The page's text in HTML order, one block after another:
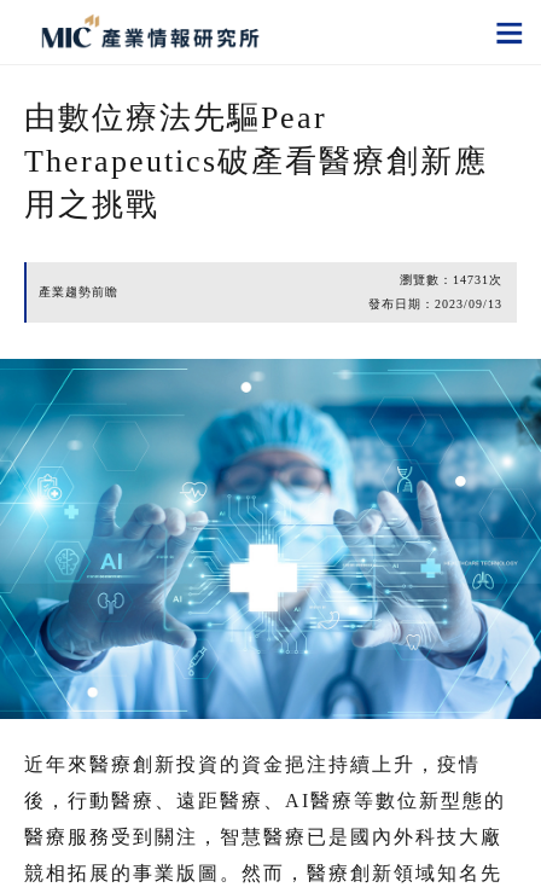
由數位療法先驅Pear
Therapeutics破產看醫療創新應
用之挑戰
產業趨勢前瞻
瀏覽數： 14731 次
發布日期： 2023/09/13
近年來醫療創新投資的資金挹注持續上升，疫情
後，行動醫療、遠距醫療、AI醫療等數位新型態的
醫療服務受到關注，智慧醫療已是國內外科技大廠
競相拓展的事業版圖。然而，醫療創新領域知名先